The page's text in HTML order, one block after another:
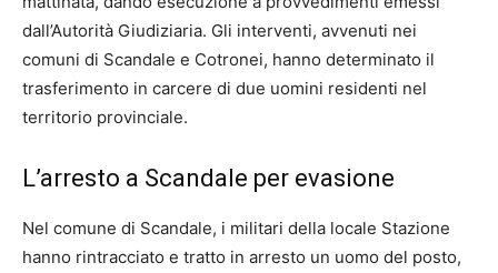
dall’Autorità Giudiziaria. Gli interventi, avvenuti nei
comuni di Scandale e Cotronei, hanno determinato il
trasferimento in carcere di due uomini residenti nel
territorio provinciale.
L’arresto a Scandale per evasione
Nel comune di Scandale, i militari della locale Stazione
hanno rintracciato e tratto in arresto un uomo del posto,